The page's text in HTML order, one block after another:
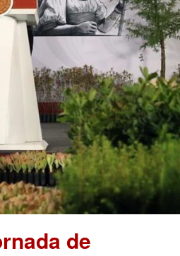
de